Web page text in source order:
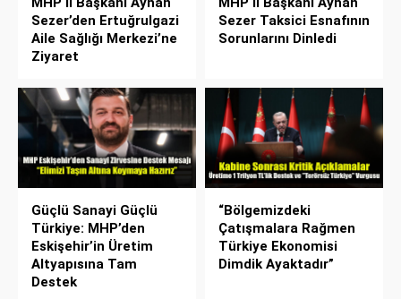
Sezer’den Ertuğrulgazi
Aile Sağlığı Merkezi’ne
Ziyaret
Sezer Taksici Esnafının
Sorunlarını Dinledi
Güçlü Sanayi Güçlü
Türkiye: MHP’den
Eskişehir’in Üretim
Altyapısına Tam
Destek
“Bölgemizdeki
Çatışmalara Rağmen
Türkiye Ekonomisi
Dimdik Ayaktadır”